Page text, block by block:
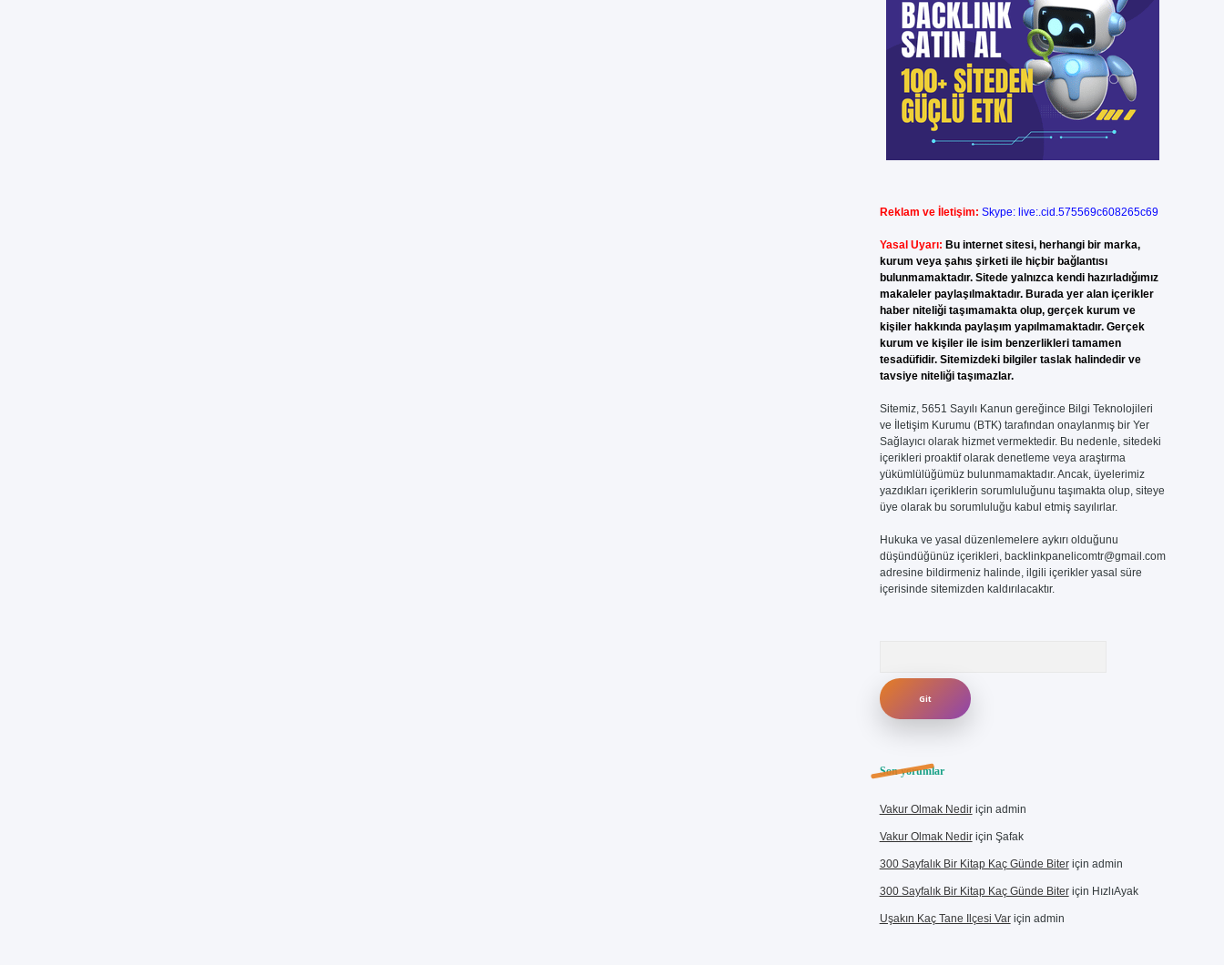
Reklam ve İletişim: Skype: live:.cid.575569c608265c69
Yasal Uyarı: Bu internet sitesi, herhangi bir marka,
kurum veya şahıs şirketi ile hiçbir bağlantısı
bulunmamaktadır. Sitede yalnızca kendi hazırladığımız
makaleler paylaşılmaktadır. Burada yer alan içerikler
haber niteliği taşımamakta olup, gerçek kurum ve
kişiler hakkında paylaşım yapılmamaktadır. Gerçek
kurum ve kişiler ile isim benzerlikleri tamamen
tesadüfidir. Sitemizdeki bilgiler taslak halindedir ve
tavsiye niteliği taşımazlar.
Sitemiz, 5651 Sayılı Kanun gereğince Bilgi Teknolojileri
ve İletişim Kurumu (BTK) tarafından onaylanmış bir Yer
Sağlayıcı olarak hizmet vermektedir. Bu nedenle, sitedeki
içerikleri proaktif olarak denetleme veya araştırma
yükümlülüğümüz bulunmamaktadır. Ancak, üyelerimiz
yazdıkları içeriklerin sorumluluğunu taşımakta olup, siteye
üye olarak bu sorumluluğu kabul etmiş sayılırlar.
Hukuka ve yasal düzenlemelere aykırı olduğunu
düşündüğünüz içerikleri, backlinkpanelicomtr@gmail.com
adresine bildirmeniz halinde, ilgili içerikler yasal süre
içerisinde sitemizden kaldırılacaktır.
Son yorumlar
Vakur Olmak Nediriçin admin
Vakur Olmak Nediriçin Şafak
300 Sayfalık Bir Kitap Kaç Günde Biteriçin admin
300 Sayfalık Bir Kitap Kaç Günde Biteriçin HızlıAyak
Uşakın Kaç Tane Ilçesi Variçin admin